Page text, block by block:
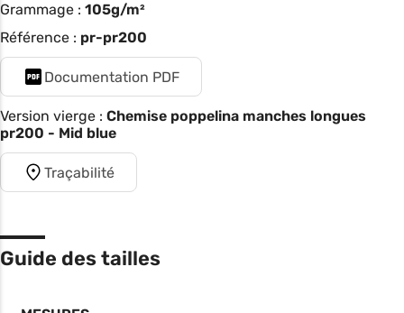
Grammage : 105g/m²
Référence : pr-pr200
Documentation PDF
Version vierge : Chemise poppelina manches longues
pr200 - Mid blue
Traçabilité
Guide des tailles